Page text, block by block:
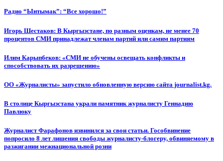
Радио “Ынтымак”: “Все хорошо!”
Игорь Шестаков: В Кыргызстане, по разным оценкам, не менее 70
процентов СМИ принадлежат членам партий или самим партиям
Илим Карыпбеков: «СМИ не обучены освещать конфликты и
способствовать их разрешению»
ОО «Журналисты» запустило обновленную версию сайта journalist.kg.
В столице Кыргызстана украли памятник журналисту Геннадию
Павлюку
Журналист Фарафонов извинился за свои статьи. Гособвинение
попросило 8 лет лишения свободы журналисту-блогеру, обвиняемому в
разжигании межнациональной розни